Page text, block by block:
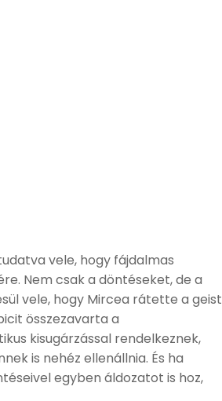
vele, hogy fájdalmas
Nem csak a döntéseket, de a
vele, hogy Mircea rátette a geist
összezavarta a
kisugárzással rendelkeznek,
is nehéz ellenállnia. És ha
egyben áldozatot is hoz,